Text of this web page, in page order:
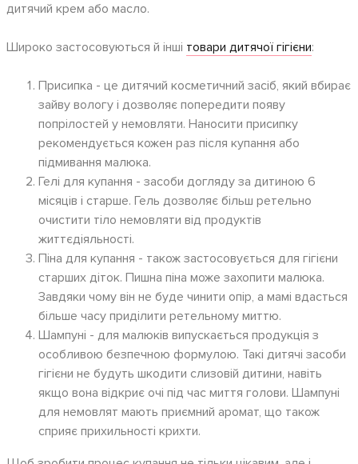
дитячий крем або масло.
Широко застосовуються й інші товари дитячої гігієни:
Присипка - це дитячий косметичний засіб, який вбирає
зайву вологу і дозволяє попередити появу
попрілостей у немовляти. Наносити присипку
рекомендується кожен раз після купання або
підмивання малюка.
Гелі для купання - засоби догляду за дитиною 6
місяців і старше. Гель дозволяє більш ретельно
очистити тіло немовляти від продуктів
життєдіяльності.
Піна для купання - також застосовується для гігієни
старших діток. Пишна піна може захопити малюка.
Завдяки чому він не буде чинити опір, а мамі вдасться
більше часу приділити ретельному миттю.
Шампуні - для малюків випускається продукція з
особливою безпечною формулою. Такі дитячі засоби
гігієни не будуть шкодити слизовій дитини, навіть
якщо вона відкриє очі під час миття голови. Шампуні
для немовлят мають приємний аромат, що також
сприяє прихильності крихти.